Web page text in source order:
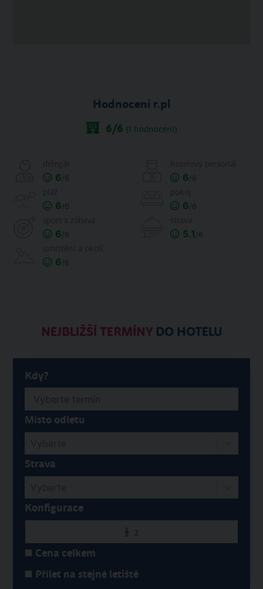
Hodnocení r.pl
6/6 (1 hodnocení)
6/6 6/6
6/6 6/6
6/6 5.1 /6
6/6
NEJBLIŽŠÍ TERMÍNYDO HOTELU
Kdy?
Místo odletu
Strava
Konfigurace
Cena celkem
Přílet na stejné letiště